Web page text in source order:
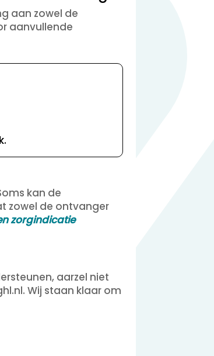
aan zowel de
aanvullende
kan de
zowel de ontvanger
zorgindicatie
aarzel niet
Wij staan klaar om